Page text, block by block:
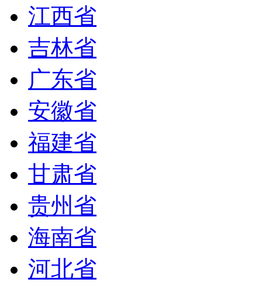
江西省
吉林省
广东省
安徽省
福建省
甘肃省
贵州省
海南省
河北省